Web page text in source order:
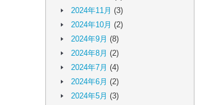
2024年11月 (3)
2024年10月 (2)
2024年9月 (8)
2024年8月 (2)
2024年7月 (4)
2024年6月 (2)
2024年5月 (3)